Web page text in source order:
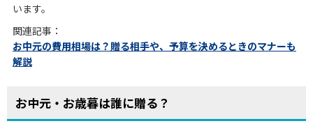
います。
関連記事：
お中元の費用相場は？贈る相手や、予算を決めるときのマナーも
解説
お中元・お歳暮は誰に贈る？